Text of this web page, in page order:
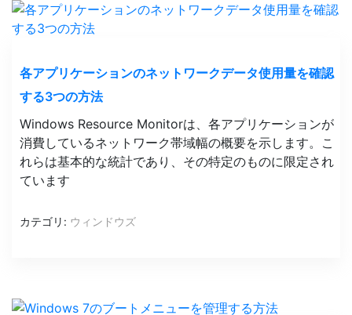
各アプリケーションのネットワークデータ使用量を確認
する3つの方法
Windows Resource Monitorは、各アプリケーションが
消費しているネットワーク帯域幅の概要を示します。こ
れらは基本的な統計であり、その特定のものに限定され
ています
カテゴリ: ウィンドウズ